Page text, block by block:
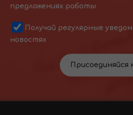
предложениях работы
Получай регулярные
новостях
Присоединяйся